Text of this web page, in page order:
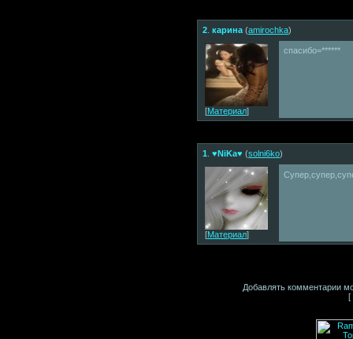
2 карина (amirochka)
[Материал]
спасибо=******
1 ♥NiKa♥ (solni6ko)
[Материал]
Добавлять комментарии
[